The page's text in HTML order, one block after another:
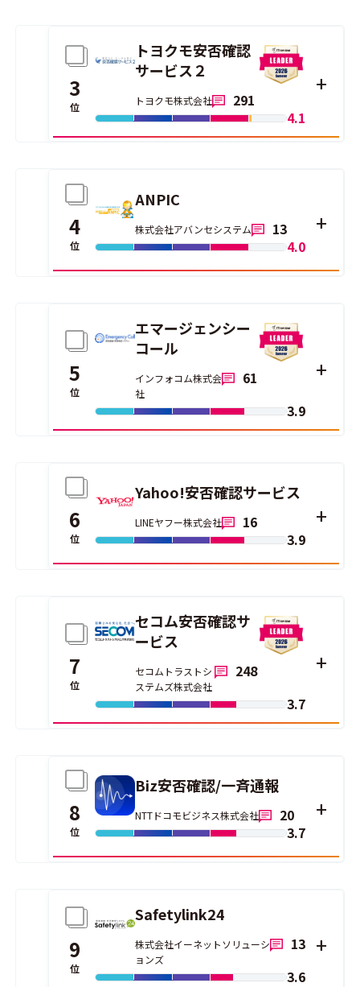
3
位
トヨクモ安否確認
サービス２
トヨクモ株式会社
291
4.1
4
位
ANPIC
株式会社アバンセシステム
13
4.0
5
位
エマージェンシー
コール
インフォコム株式会
社
61
3.9
6
位
Yahoo!安否確認サービス
LINEヤフー株式会社
16
3.9
7
位
セコム安否確認サ
ービス
セコムトラストシ
ステムズ株式会社
248
3.7
8
位
Biz安否確認/一斉通報
NTTドコモビジネス株式会社
20
3.7
9
位
Safetylink24
株式会社イーネットソリューシ
ョンズ
13
3.6